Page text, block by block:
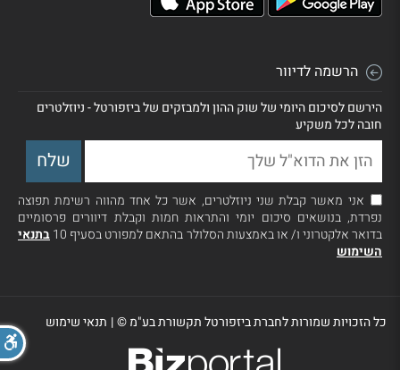
הרשמה לדיוור
הירשם לסיכום היומי של שוק ההון ולמבזקים של ביזפורטל - ניוזלטרים
חובה לכל משקיע
אני מאשר קבלת שני ניוזלטרים, אשר כל אחד מהווה רשימת תפוצה
נפרדת, בנושאים סיכום יומי והתראות חמות וקבלת דיוורים פרסומיים
בדואר אלקטרוני ו/ או באמצעות הסלולר בהתאם למפורט בסעיף 10
בתנאי
השימוש
כל הזכויות שמורות לחברת ביזפורטל תקשורת בע"מ ©| תנאי שימוש